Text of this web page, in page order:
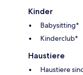
Kinder
Babysitting*
Kinderclub*
Haustiere
Haustiere